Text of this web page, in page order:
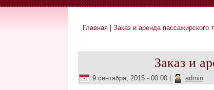
Вы здесь
Главная |Заказ и аренда пассажирского
Заказ и
9 сентября, 2015 - 00:00 admin